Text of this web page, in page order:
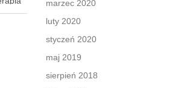
do
marzec 2020
luty 2020
styczeń 2020
maj 2019
sierpień 2018